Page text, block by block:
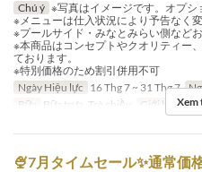
Chú ý ※写真はイメージです。オプシ
※メニューは仕入状況により予告なく
※プールサイド・みなとみらい側など
※本商品はコンセプトやクオリティー
ております。
※特別価格のため割引併用不可
Ngày Hiệu lực 16 Thg 7 ~ 31 Thg 7
Bữa
Bữa trưa, Trà chiều Giới hạn dặt
Xem
🍨7月タイムセール✨通常価